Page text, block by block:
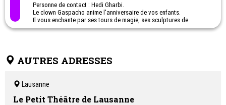
Personne de contact : Hedi Gharbi.
Le clown Gaspacho anime l'anniversaire de vos enfants.
Il vous enchante par ses tours de magie, ses sculptures de
ballons et ses jeux. Le clown Gaspacho pratique aussi l'animation
AUTRES ADRESSES
Lausanne
Le Petit Théâtre de Lausanne